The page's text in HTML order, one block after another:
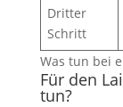
Dritter
Schritt
Was tun bei
Für den
tun?